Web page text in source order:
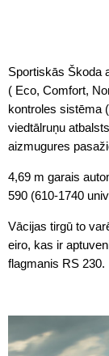
Sportiskās Škoda
( Eco, Comfort,
kontroles sistēma
viedtālruņu
aizmugures
4,69 m garais
590 (610-1740
Vācijas tirgū to
eiro, kas ir
flagmanis RS 230.